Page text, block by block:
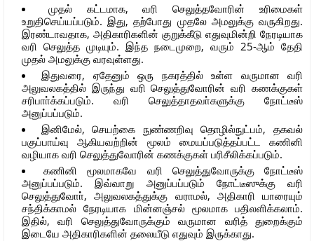
முதல் கட்டமாக, வரி செலுத்தவோரின் உரிமைகள்
உறுதிசெய்யப்படும். இது, தற்போது முதலே அமலுக்கு வருகிறது.
இரண்டாவதாக, அதிகாரிகளின் குறுக்கீடு எதுவுமின்றி நேரடியாக
வரி செலுத்த முடியும். இந்த நடைமுறை, வரும் 25-ஆம் தேதி
முதல் அமலுக்கு வரவுள்ளது.
இதுவரை, ஏதேனும் ஒரு நகரத்தில் உள்ள வருமான வரி
அலுவலகத்தில் இருந்து வரி செலுத்துவோரின் வரி கணக்குகள்
சரிபாா்க்கப்படும். வரி செலுத்தாதவா்களுக்கு நோட்டீஸ்
அனுப்பப்படும்.
இனிமேல், செயற்கை நுண்ணறிவு தொழில்நுட்பம், தகவல்
பகுப்பாய்வு ஆகியவற்றின் மூலம் மையப்படுத்தப்பட்ட கணினி
வழியாக வரி செலுத்துவோரின் கணக்குகள் பரிசீலிக்கப்படும்.
கணினி மூலமாகவே வரி செலுத்துவோருக்கு நோட்டீஸ்
அனுப்பப்படும். இவ்வாறு அனுப்பப்படும் நோட்டீஸுக்கு வரி
செலுத்துவோா், அலுவலகத்துக்கு வராமல், அதிகாரி யாரையும்
சந்திக்காமல் நேரடியாக மின்னஞ்சல் மூலமாக பதிலளிக்கலாம்.
இதில், வரி செலுத்துவோருக்கும் வருமான வரித் துறைக்கும்
இடையே அதிகாரிகளின் தலையீடு எதுவும் இருக்காது.